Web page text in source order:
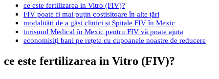
ce este fertilizarea in Vitro (FIV)?
FIV poate fi mai puțin costisitoare în alte țări
modalități de a găsi clinici și Spitale FIV în Mexic
turismul Medical în Mexic pentru FIV vă poate ajuta
economisiți bani pe rețete cu cupoanele noastre de reducere
ce este fertilizarea in Vitro (FIV)?